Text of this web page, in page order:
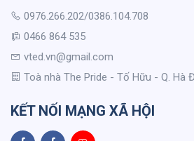
0976.266.202/0386.104.708
0466 864 535
vted.vn@gmail.com
Toà nhà The Pride - Tố Hữu - Q. Hà
KẾT NỐI MẠNG XÃ HỘI